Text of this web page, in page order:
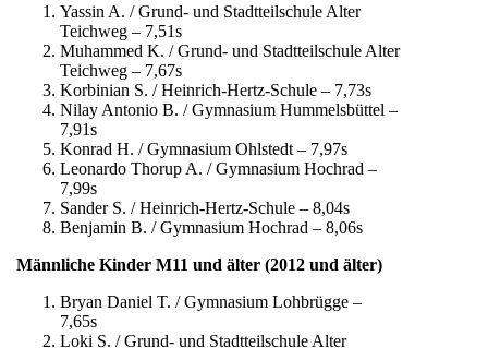
Yassin A. / Grund- und Stadtteilschule Alter
Teichweg – 7,51s
Muhammed K. / Grund- und Stadtteilschule Alter
Teichweg – 7,67s
Korbinian S. / Heinrich-Hertz-Schule – 7,73s
Nilay Antonio B. / Gymnasium Hummelsbüttel –
7,91s
Konrad H. / Gymnasium Ohlstedt – 7,97s
Leonardo Thorup A. / Gymnasium Hochrad –
7,99s
Sander S. / Heinrich-Hertz-Schule – 8,04s
Benjamin B. / Gymnasium Hochrad – 8,06s
Männliche Kinder M11 und älter (2012 und älter)
Bryan Daniel T. / Gymnasium Lohbrügge –
7,65s
Loki S. / Grund- und Stadtteilschule Alter